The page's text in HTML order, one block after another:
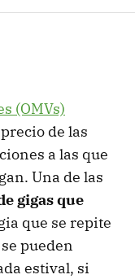
(OMVs)
de las
a las que
Una de las
gigas que
que se repite
pueden
estival, si